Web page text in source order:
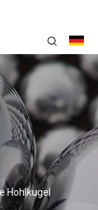
Hohlkugel